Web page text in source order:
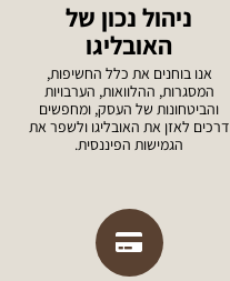
ניהול נכון של
האובליגו
אנו בוחנים את כלל החשיפות,
המסגרות, ההלוואות, הערבויות
והביטחונות של העסק, ומחפשים
דרכים לאזן את האובליגו ולשפר את
הגמישות הפיננסית.